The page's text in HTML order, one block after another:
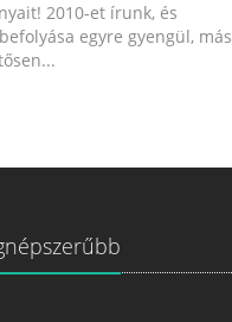
2010-et írunk, és
egyre gyengül, más